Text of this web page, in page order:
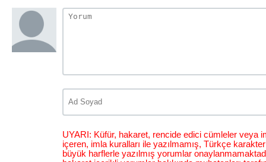
UYARI: Küfür, hakaret, rencide edici cümleler veya
içeren, imla kuralları ile yazılmamış, Türkçe
büyük harflerle yazılmış yorumlar